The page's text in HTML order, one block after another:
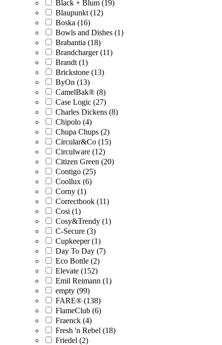
Black + Blum (19)
Blaupunkt (12)
Boska (16)
Bowls and Dishes (1)
Brabantia (18)
Brandcharger (11)
Brandt (1)
Brickstone (13)
ByOn (13)
CamelBak® (8)
Case Logic (27)
Charles Dickens (8)
Chipolo (4)
Chupa Chups (2)
Circular&Co (15)
Circulware (12)
Citizen Green (20)
Contigo (25)
Coollux (6)
Corny (1)
Correctbook (11)
Cosi (1)
Cosy&Trendy (1)
C-Secure (3)
Cupkeeper (1)
Day To Day (7)
Eco Bottle (2)
Elevate (152)
Emil Reimann (1)
empty (99)
FARE® (138)
FlameClub (6)
Fraenck (4)
Fresh 'n Rebel (18)
Friedel (2)